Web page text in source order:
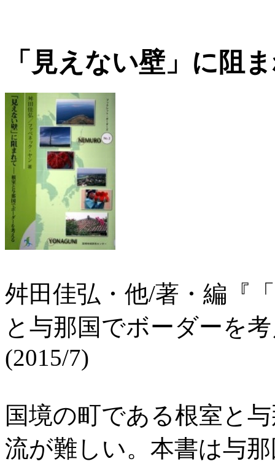
「見えない壁」に阻
舛田佳弘・他/著・編『
と与那国でボーダーを
(2015/7)
国境の町である根室と
流が難しい。本書は与